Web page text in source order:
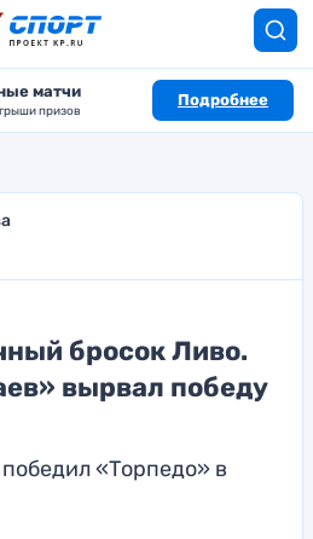
матчи
призов
Подробнее
бросок Ливо.
вырвал победу
«Торпедо» в